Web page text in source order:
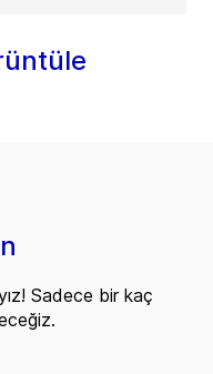
Sadece bir kaç